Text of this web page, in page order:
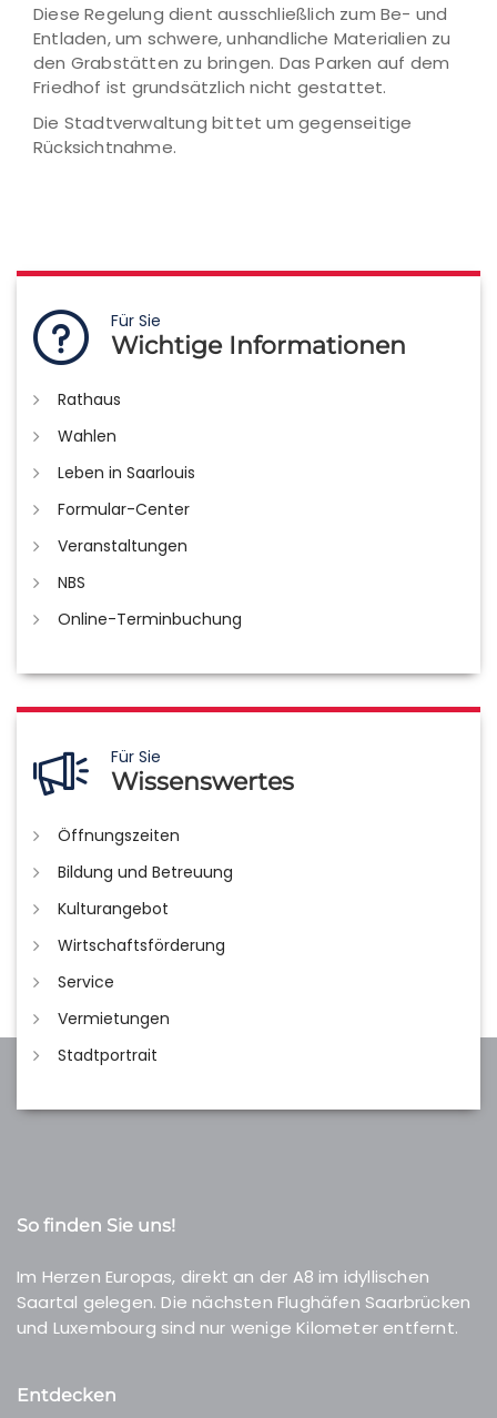
Diese Regelung dient ausschließlich zum Be- und
Entladen, um schwere, unhandliche Materialien zu
den Grabstätten zu bringen. Das Parken auf dem
Friedhof ist grundsätzlich nicht gestattet.
Die Stadtverwaltung bittet um gegenseitige
Rücksichtnahme.
Für Sie
Wichtige Informationen
Rathaus
Wahlen
Leben in Saarlouis
Formular-Center
Veranstaltungen
NBS
Online-Terminbuchung
Für Sie
Wissenswertes
Öffnungszeiten
Bildung und Betreuung
Kulturangebot
Wirtschaftsförderung
Service
Vermietungen
Stadtportrait
So finden Sie uns!
Im Herzen Europas, direkt an der A8 im idyllischen
Saartal gelegen. Die nächsten Flughäfen Saarbrücken
und Luxembourg sind nur wenige Kilometer entfernt.
Entdecken